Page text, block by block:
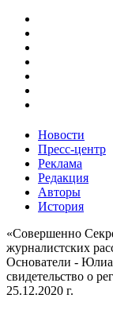
Новости
Пресс-центр
Реклама
Редакция
Авторы
История
«Совершенно
журналистских
Основатели -
свидетельство о
25.12.2020 г.